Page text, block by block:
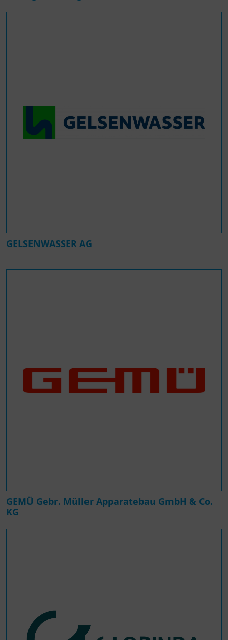
GELSENWASSER AG
GEMÜ Gebr. Müller Apparatebau GmbH & Co.
KG